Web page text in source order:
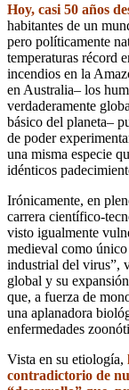
Hoy, casi 50 años
habitantes de un
pero políticamente
temperaturas récord
incendios en la
en Australia– los
verdaderamente
básico del planeta–
de poder
una misma especie
idénticos
Irónicamente, en
carrera científico-
visto igualmente
medieval como
industrial del virus”,
global y su
que, a fuerza de
una aplanadora
enfermedades
Vista en su etiología,
contradictorio de